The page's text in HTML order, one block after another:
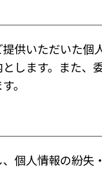
供いただいた
します。また
。
個人情報の紛